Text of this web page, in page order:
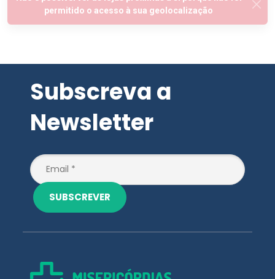
Newsletter
Os Planos Saúde foram criados através
da União da Planimed Premium à UMP